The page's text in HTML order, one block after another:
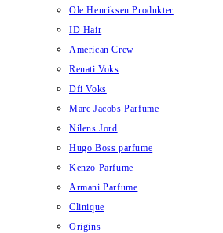
Ole Henriksen Produkter
ID Hair
American Crew
Renati Voks
Dfi Voks
Marc Jacobs Parfume
Nilens Jord
Hugo Boss parfume
Kenzo Parfume
Armani Parfume
Clinique
Origins